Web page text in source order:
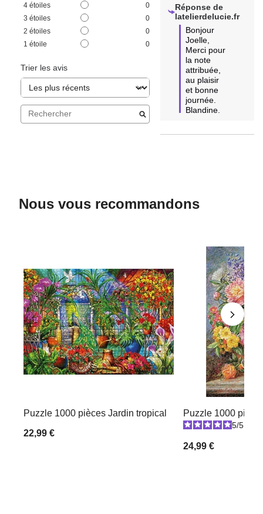
4 étoiles
0
3 étoiles
0
2 étoiles
0
1 étoile 0
Trier les avis
Réponse de
latelierdelucie.fr
Bonjour
Joelle,
Merci pour
la note
attribuée,
au plaisir
et bonne
journée.
Blandine.
Nous vous recommandons
Puzzle 1000 pièces Jardin tropical
22,99 €
Puzzle 1000
5/5
24,99 €